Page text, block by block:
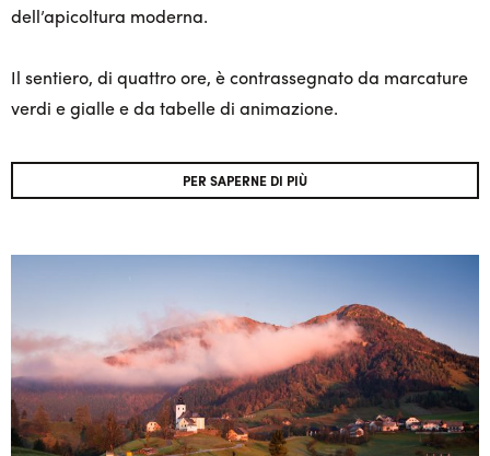
dell’apicoltura moderna.
Il sentiero, di quattro ore, è contrassegnato da marcature
verdi e gialle e da tabelle di animazione.
PER SAPERNE DI PIÙ